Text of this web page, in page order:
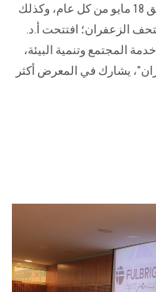
تزامناً مع اليوم العالمي للمتاحف الموافق 18 مايو من كل عام، وكذلك
الزعفران؛ افتتحت أ.د.
المجتمع وتنمية البيئة،
يشارك في المعرض أكثر